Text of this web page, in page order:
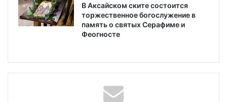
В Аксайском ските состоится
торжественное богослужение в
память о святых Серафиме и
Феогносте